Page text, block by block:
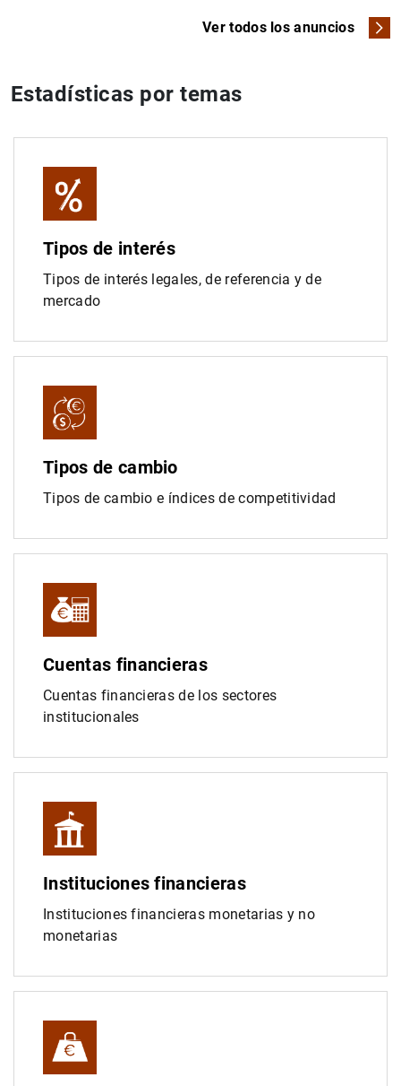
Ver todos los anuncios
Estadísticas por temas
Tipos de interés
Tipos de interés legales, de referencia y de
mercado
Tipos de cambio
Tipos de cambio e índices de competitividad
Cuentas financieras
Cuentas financieras de los sectores
institucionales
Instituciones financieras
Instituciones financieras monetarias y no
monetarias